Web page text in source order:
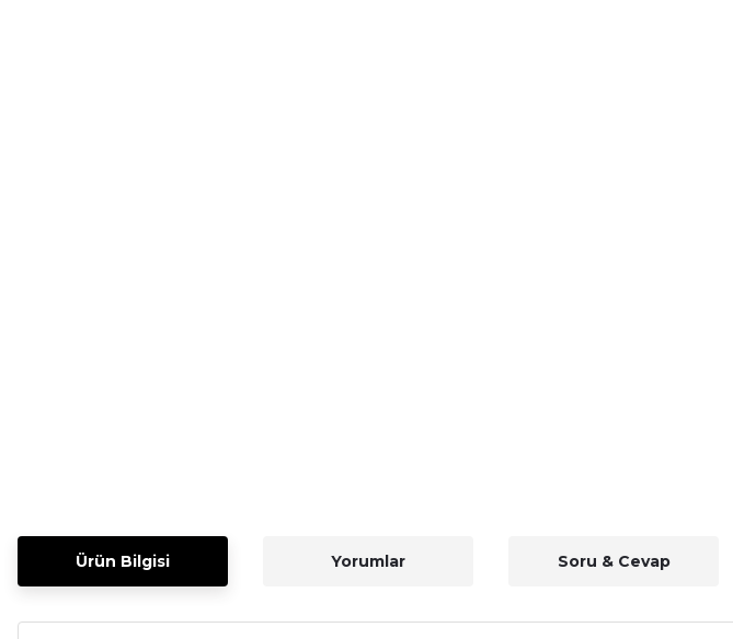
Ürün Bilgisi Yorumlar Soru & Cevap